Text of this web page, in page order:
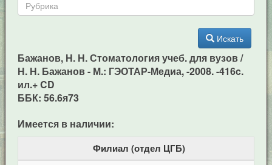
Искать
Бажанов, Н. Н. Стоматология учеб. для вузов /
Н. Н. Бажанов - М.: ГЭОТАР-Медиа, -2008. -416c.
ил.+ CD
ББК: 56.6я73
Имеется в наличии:
Филиал (отдел ЦГБ)